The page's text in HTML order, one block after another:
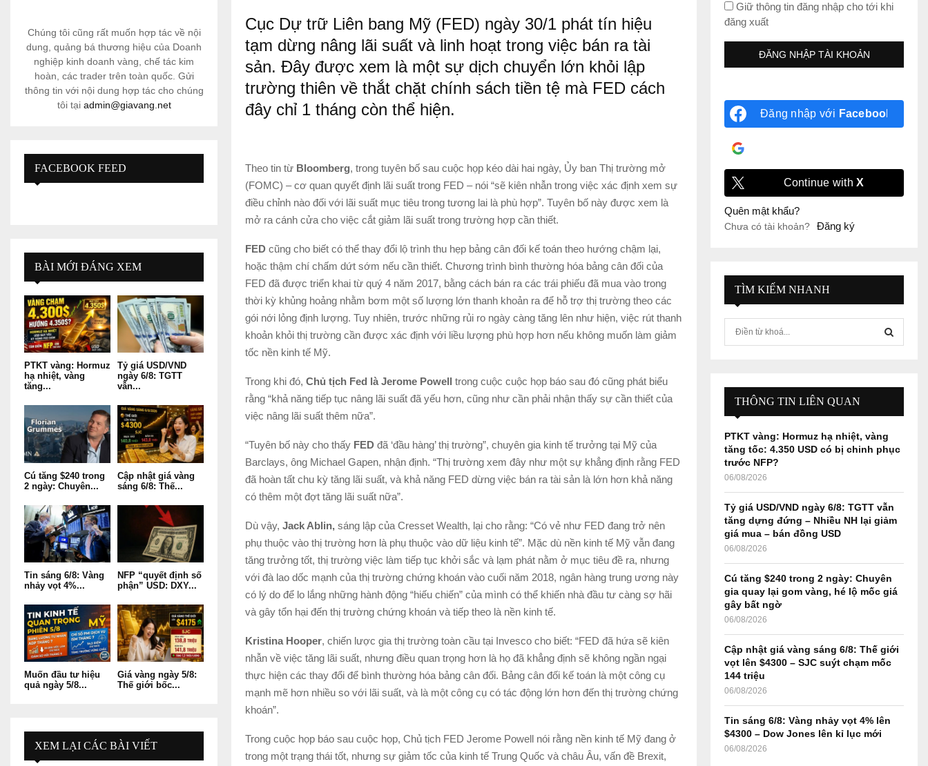
Cục Dự trữ Liên bang Mỹ (FED) ngày 30/1 phát tín hiệu
tạm dừng nâng lãi suất và linh hoạt trong việc bán ra tài
sản. Đây được xem là một sự dịch chuyển lớn khỏi lập
trường thiên về thắt chặt chính sách tiền tệ mà FED cách
đây chỉ 1 tháng còn thể hiện.
Theo tin từ Bloomberg, trong tuyên bố sau cuộc họp kéo dài hai ngày, Ủy ban Thị trường mở
(FOMC) – cơ quan quyết định lãi suất trong FED – nói “sẽ kiên nhẫn trong việc xác định xem sự
điều chỉnh nào đối với lãi suất mục tiêu trong tương lai là phù hợp”. Tuyên bố này được xem là
mở ra cánh cửa cho việc cắt giảm lãi suất trong trường hợp cần thiết.
FED cũng cho biết có thể thay đổi lộ trình thu hẹp bảng cân đối kế toán theo hướng chậm lại,
hoặc thậm chí chấm dứt sớm nếu cần thiết. Chương trình bình thường hóa bảng cân đối của
FED đã được triển khai từ quý 4 năm 2017, bằng cách bán ra các trái phiếu đã mua vào trong
thời kỳ khủng hoảng nhằm bơm một số lượng lớn thanh khoản ra để hỗ trợ thị trường theo các
gói nới lỏng định lượng. Tuy nhiên, trước những rủi ro ngày càng tăng lên như hiện, việc rút thanh
khoản khỏi thị trường cần được xác định với liều lượng phù hợp hơn nếu không muốn làm giảm
tốc nền kinh tế Mỹ.
Trong khi đó, Chủ tịch Fed là Jerome Powell trong cuộc cuộc họp báo sau đó cũng phát biểu
rằng “khả năng tiếp tục nâng lãi suất đã yếu hơn, cũng như cần phải nhận thấy sự cần thiết của
việc nâng lãi suất thêm nữa”.
“Tuyên bố này cho thấy FED đã ‘đầu hàng’ thị trường”, chuyên gia kinh tế trưởng tại Mỹ của
Barclays, ông Michael Gapen, nhận định. “Thị trường xem đây như một sự khẳng định rằng FED
đã hoàn tất chu kỳ tăng lãi suất, và khả năng FED dừng việc bán ra tài sản là lớn hơn khả năng
có thêm một đợt tăng lãi suất nữa”.
Dù vậy, Jack Ablin, sáng lập của Cresset Wealth, lại cho rằng: “Có vẻ như FED đang trở nên
phụ thuộc vào thị trường hơn là phụ thuộc vào dữ liệu kinh tế”. Mặc dù nền kinh tế Mỹ vẫn đang
tăng trưởng tốt, thị trường việc làm tiếp tục khởi sắc và lạm phát nằm ở mục tiêu đề ra, nhưng
với đà lao dốc mạnh của thị trường chứng khoán vào cuối năm 2018, ngân hàng trung ương này
có lý do để lo lắng những hành động “hiếu chiến” của mình có thể khiến nhà đầu tư càng sợ hãi
và gây tổn hại đến thị trường chứng khoán và tiếp theo là nền kinh tế.
Kristina Hooper, chiến lược gia thị trường toàn cầu tại Invesco cho biết: “FED đã hứa sẽ kiên
nhẫn về việc tăng lãi suất, nhưng điều quan trọng hơn là họ đã khẳng định sẽ không ngần ngại
thực hiện các thay đổi để bình thường hóa bảng cân đối. Bảng cân đối kế toán là một công cụ
mạnh mẽ hơn nhiều so với lãi suất, và là một công cụ có tác động lớn hơn đến thị trường chứng
khoán”.
Trong cuộc họp báo sau cuộc họp, Chủ tịch FED Jerome Powell nói rằng nền kinh tế Mỹ đang ở
trong một trạng thái tốt, nhưng sự giảm tốc của kinh tế Trung Quốc và châu Âu, vấn đề Brexit,
Chúng tôi cũng rất muốn hợp tác về nội
dung, quảng bá thương hiệu của Doanh
nghiệp kinh doanh vàng, chế tác kim
hoàn, các trader trên toàn quốc. Gửi
thông tin với nội dung hợp tác cho chúng
tôi tại admin@giavang.net
FACEBOOK FEED
BÀI MỚI ĐÁNG XEM
PTKT vàng: Hormuz
hạ nhiệt, vàng
tăng...
Tỷ giá USD/VND
ngày 6/8: TGTT
vẫn...
Cú tăng $240 trong
2 ngày: Chuyên...
Cập nhật giá vàng
sáng 6/8: Thế...
Tin sáng 6/8: Vàng
nhảy vọt 4%...
NFP “quyết định số
phận” USD: DXY...
Muốn đầu tư hiệu
quả ngày 5/8...
Giá vàng ngày 5/8:
Thế giới bốc...
XEM LẠI CÁC BÀI VIẾT
Giữ thông tin đăng nhập cho tới khi
đăng xuất
Đăng nhập với Facebook
Continue withX
Quên mật khẩu?
Chưa có tài khoản? Đăng ký
TÌM KIẾM NHANH
r
:
E
A
R
THÔNG TIN LIÊN QUAN
PTKT vàng: Hormuz hạ nhiệt, vàng
tăng tốc: 4.350 USD có bị chinh phục
trước NFP?
06/08/2026
Tỷ giá USD/VND ngày 6/8: TGTT vẫn
tăng dựng đứng – Nhiều NH lại giảm
giá mua – bán đồng USD
06/08/2026
Cú tăng $240 trong 2 ngày: Chuyên
gia quay lại gom vàng, hé lộ mốc giá
gây bất ngờ
06/08/2026
Cập nhật giá vàng sáng 6/8: Thế giới
vọt lên $4300 – SJC suýt chạm mốc
144 triệu
06/08/2026
Tin sáng 6/8: Vàng nhảy vọt 4% lên
$4300 – Dow Jones lên kỉ lục mới
06/08/2026